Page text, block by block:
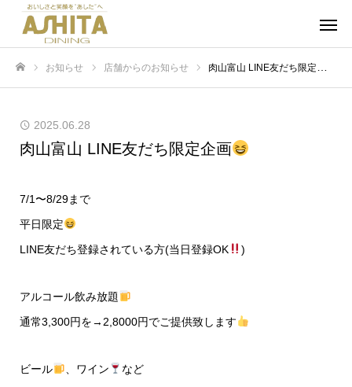
お知らせ 店舗からのお知らせ 肉山富山 LINE友だち限定企画
2025.06.28
肉山富山 LINE友だち限定企画
7/1〜8/29まで
平日限定
LINE友だち登録されている方(当日登録OK
)
アルコール飲み放題
通常3,300円を→2,8000円でご提供致します
ビール 、ワイン
など